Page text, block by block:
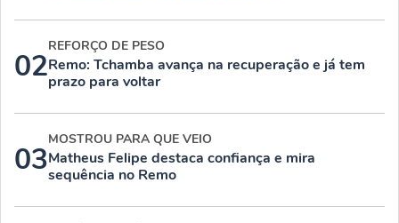
02
REFORÇO DE PESO
Remo: Tchamba avança na recuperação e já tem
prazo para voltar
03
MOSTROU PARA QUE VEIO
Matheus Felipe destaca confiança e mira
sequência no Remo